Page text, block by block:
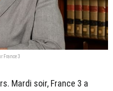
France 3
Mardi soir, France 3 a